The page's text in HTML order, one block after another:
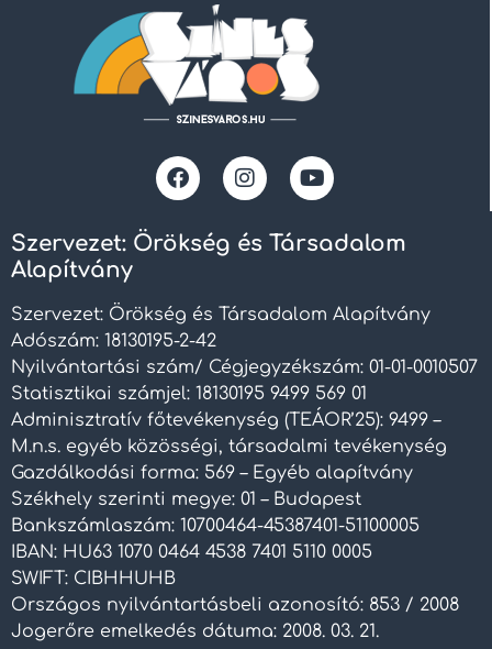
Szervezet: Örökség és Társadalom
Alapítvány
Szervezet: Örökség és Társadalom Alapítvány
Adószám: 18130195-2-42
Nyilvántartási szám/ Cégjegyzékszám: 01-01-0010507
Statisztikai számjel: 18130195 9499 569 01
Adminisztratív főtevékenység (TEÁOR’25): 9499 –
M.n.s. egyéb közösségi, társadalmi tevékenység
Gazdálkodási forma: 569 – Egyéb alapítvány
Székhely szerinti megye: 01 – Budapest
Bankszámlaszám: 10700464-45387401-51100005
IBAN: HU63 1070 0464 4538 7401 5110 0005
SWIFT: CIBHHUHB
Országos nyilvántartásbeli azonosító: 853 / 2008
Jogerőre emelkedés dátuma: 2008. 03. 21.